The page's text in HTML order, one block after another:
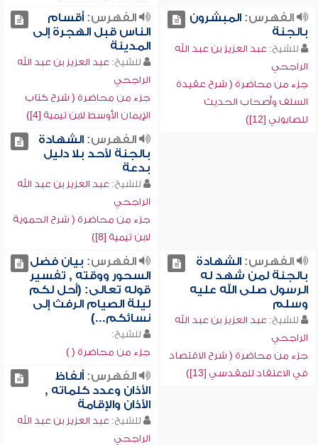
الفهرس:المبشرون
بالجنة
للشيخ: عبد العزيز بن عبد الله
الراجحي
جزء من محاضرة ( شرح عقيدة
السلف وأصحاب الحديث
للصابوني [12])
الفهرس:أقسام
الناس قبل الهجرة إلى
المدينة
للشيخ: عبد العزيز بن عبد الله
الراجحي
جزء من محاضرة ( شرح كتاب
الإيمان الأوسط لابن تيمية [4])
الفهرس:الشهادة
بالجنة لأحد بلا دليل
بدعة
للشيخ: عبد العزيز بن عبد الله
الراجحي
جزء من محاضرة ( شرح الحموية
لابن تيمية [8])
الفهرس:الشهادة
بالجنة لمن شهد له
الرسول صلى الله عليه
وسلم
للشيخ: عبد العزيز بن عبد الله
الراجحي
جزء من محاضرة ( شرح الاقتصاد
في الاعتقاد للمقدسي [13])
الفهرس: بيان فضل
السحور ووقته , تفسير
قوله تعالى: (أحل لكم
ليلة الصيام الرفث إلى
نسائكم...)
للشيخ:
جزء من محاضرة ( )
الفهرس:ألفاظ
الأذان وعدد كلماته ,
الأذان والإقامة
للشيخ: عبد العزيز بن عبد الله
الراجحي